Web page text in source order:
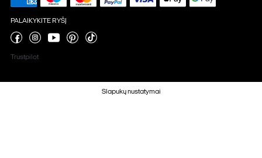
PALAIKYKITE RYŠĮ
Trustpilot
Slapukų nustatymai